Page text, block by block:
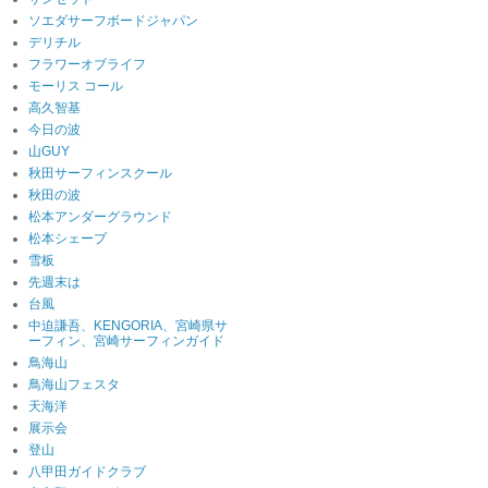
ソエダサーフボードジャパン
デリチル
フラワーオブライフ
モーリス コール
高久智基
今日の波
山GUY
秋田サーフィンスクール
秋田の波
松本アンダーグラウンド
松本シェープ
雪板
先週末は
台風
中迫謙吾、KENGORIA、宮崎県サ
ーフィン、宮崎サーフィンガイド
鳥海山
鳥海山フェスタ
天海洋
展示会
登山
八甲田ガイドクラブ